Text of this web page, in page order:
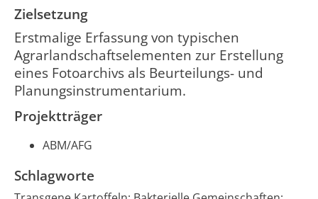
and planning
Zielsetzung
Erstmalige Erfassung von typischen
Agrarlandschaftselementen zur Erstellung
eines Fotoarchivs als Beurteilungs- und
Planungsinstrumentarium.
Projektträger
ABM/AFG
Schlagworte